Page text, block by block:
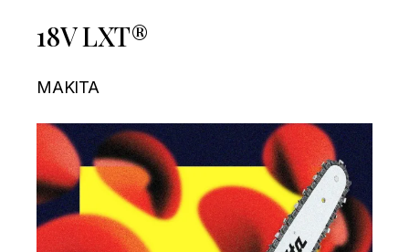
18V LXT®
MAKITA